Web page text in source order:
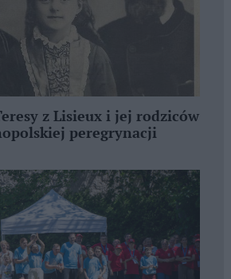
z Lisieux i jej rodziców
peregrynacji